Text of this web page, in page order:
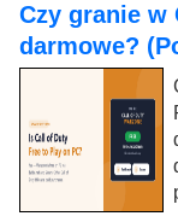
Czy granie w
darmowe?